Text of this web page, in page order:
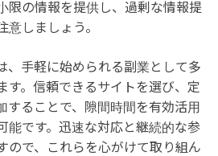
限の情報を提供し、過剰な情報提
意しましょう。
、手軽に始められる副業として多
す。信頼できるサイトを選び、定
することで、隙間時間を有効活用
能です。迅速な対応と継続的な参
ので、これらを心がけて取り組ん